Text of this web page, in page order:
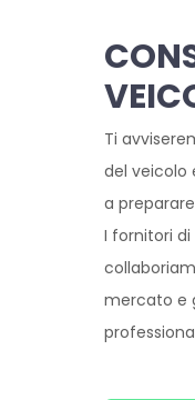
Ti
del veicolo
a
I fornitori
mercato e